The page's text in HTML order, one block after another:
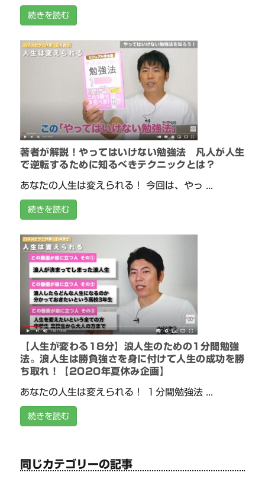
続きを読む
著者が解説！やってはいけない勉強法 凡人が人生
で逆転するために知るべきテクニックとは？
あなたの人生は変えられる！ 今回は、やっ ...
続きを読む
【人生が変わる18分】浪人生のための1分間勉強
法。浪人生は勝負強さを身に付けて人生の成功を勝
ち取れ！【2020年夏休み企画】
あなたの人生は変えられる！ １分間勉強法 ...
続きを読む
同じカテゴリーの記事